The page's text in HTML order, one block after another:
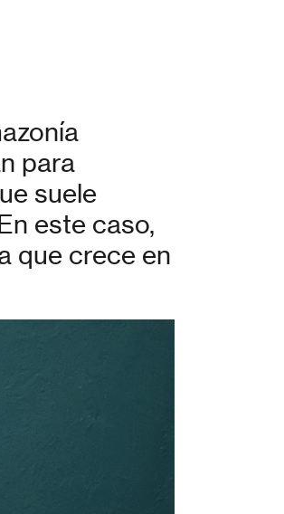
para
suele
este caso,
que crece en